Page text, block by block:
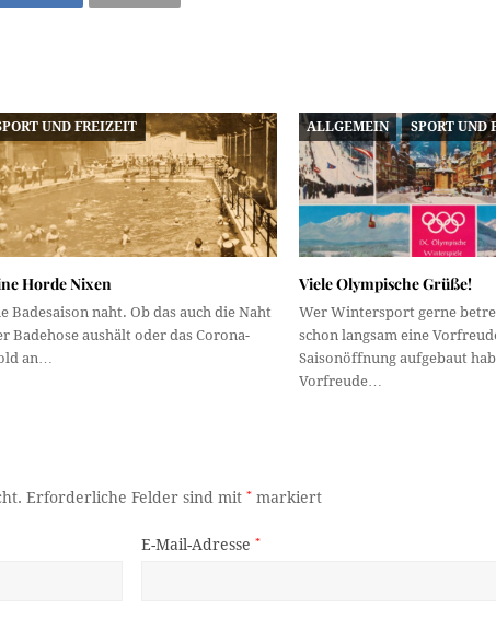
UND FREIZEIT
Horde Nixen
Badesaison naht. Ob das auch die Naht
Badehose aushält oder das Corona-
an…
ALLGEMEIN SPORT UND
Viele Olympische Grüße!
Wer Wintersport gerne
schon langsam eine
Saisonöffnung aufgebaut
Vorfreude…
Erforderliche Felder sind mit* markiert
E-Mail-Adresse *